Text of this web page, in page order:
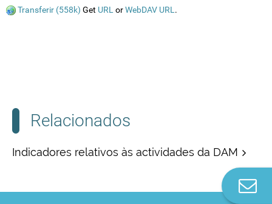
Transferir (558k) Get URL orWebDAV URL .
Relacionados
Indicadores relativos às actividades da DAM